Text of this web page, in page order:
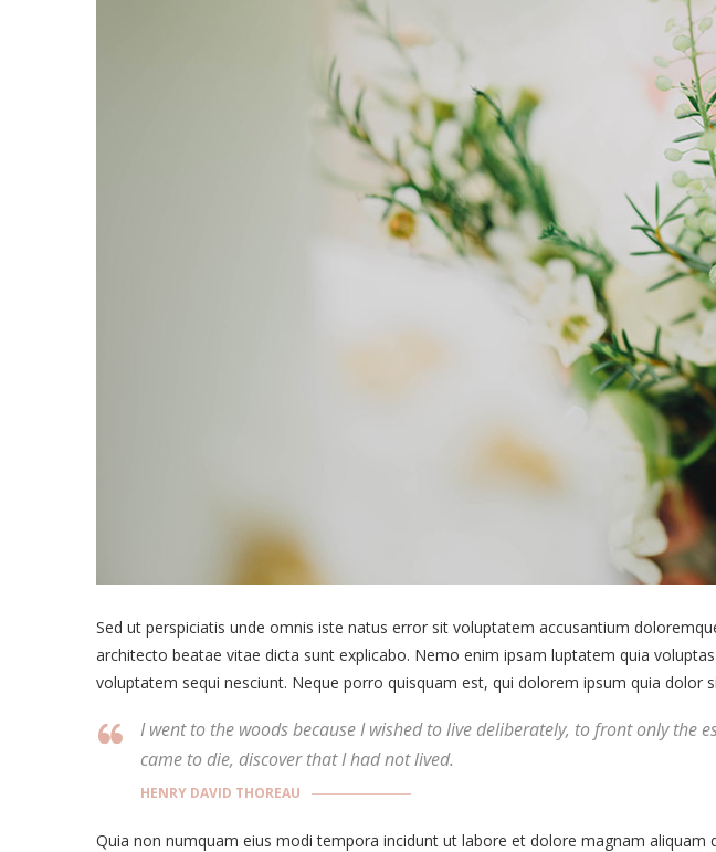
Sed ut perspiciatis unde omnis iste natus error sit voluptatem accusantium
architecto beatae vitae dicta sunt explicabo. Nemo enim ipsam luptatem quia
voluptatem sequi nesciunt. Neque porro quisquam est, qui dolorem ipsum quia dolor
I went to the woods because I wished to live deliberately, to front only
came to die, discover that I had not lived.
HENRY DAVID THOREAU
Quia non numquam eius modi tempora incidunt ut labore et dolore magnam